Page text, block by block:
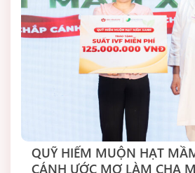
QUỸ HIẾM MUỘN HẠT
CÁNH ƯỚC MƠ LÀM CHA